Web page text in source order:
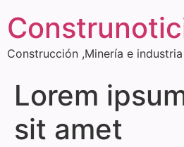
Construcción ,Minería e
Lorem
sit amet